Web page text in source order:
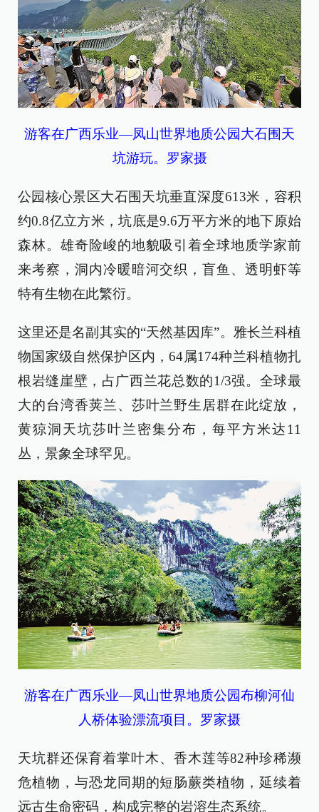
游客在广西乐业—凤山世界地质公园大石围天
坑游玩。罗家摄
公园核心景区大石围天坑垂直深度613米，容积
约0.8亿立方米，坑底是9.6万平方米的地下原始
森林。雄奇险峻的地貌吸引着全球地质学家前
来考察，洞内冷暖暗河交织，盲鱼、透明虾等
特有生物在此繁衍。
这里还是名副其实的“天然基因库”。雅长兰科植
物国家级自然保护区内，64属174种兰科植物扎
根岩缝崖壁，占广西兰花总数的1/3强。全球最
大的台湾香荚兰、莎叶兰野生居群在此绽放，
黄猄洞天坑莎叶兰密集分布，每平方米达11
丛，景象全球罕见。
游客在广西乐业—凤山世界地质公园布柳河仙
人桥体验漂流项目。罗家摄
天坑群还保育着掌叶木、香木莲等82种珍稀濒
危植物，与恐龙同期的短肠蕨类植物，延续着
远古生命密码，构成完整的岩溶生态系统。